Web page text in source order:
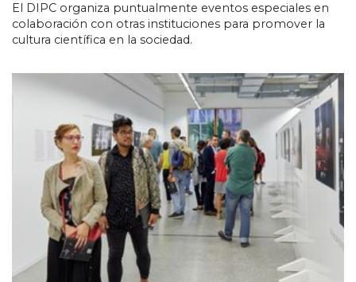
El DIPC organiza puntualmente eventos especiales en
colaboración con otras instituciones para promover la
cultura científica en la sociedad.